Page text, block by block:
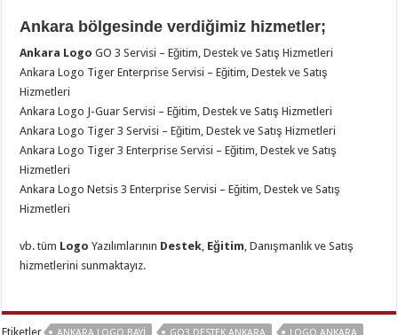
Ankara bölgesinde verdiğimiz hizmetler;
Ankara Logo GO 3 Servisi – Eğitim, Destek ve Satış Hizmetleri
Ankara Logo Tiger Enterprise Servisi – Eğitim, Destek ve Satış
Hizmetleri
Ankara Logo J-Guar Servisi – Eğitim, Destek ve Satış Hizmetleri
Ankara Logo Tiger 3 Servisi – Eğitim, Destek ve Satış Hizmetleri
Ankara Logo Tiger 3 Enterprise Servisi – Eğitim, Destek ve Satış
Hizmetleri
Ankara Logo Netsis 3 Enterprise Servisi – Eğitim, Destek ve Satış
Hizmetleri
vb. tüm Logo Yazılımlarının Destek Eğitim , Danışmanlık ve Satış
hizmetlerini sunmaktayız.
Etiketler ANKARA LOGO BAYI GO3 DESTEK ANKARA LOGO ANKARA